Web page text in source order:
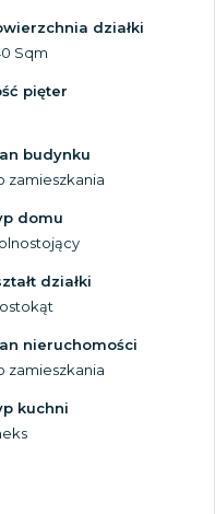
działki
Sqm
pięter
budynku
zamieszkania
domu
działki
nieruchomości
zamieszkania
kuchni